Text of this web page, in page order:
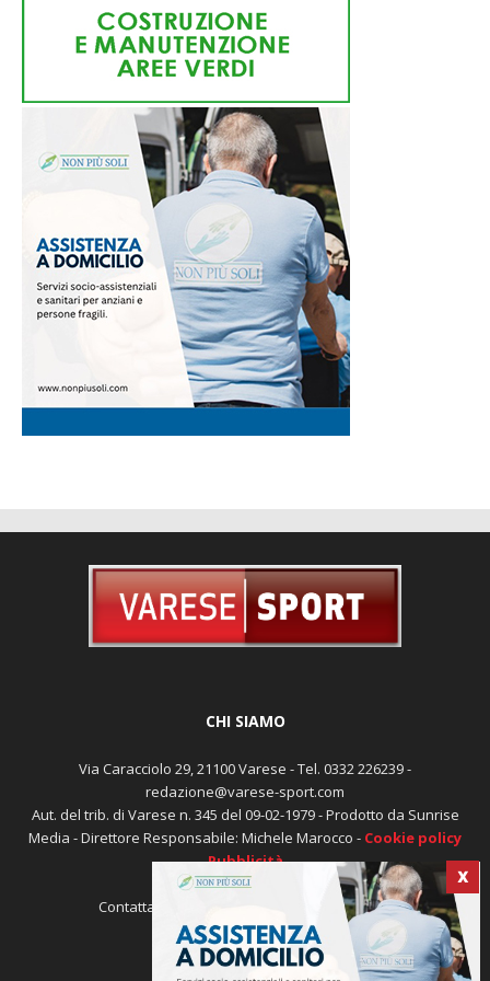
X
CHI SIAMO
Via Caracciolo 29, 21100 Varese - Tel. 0332 226239 -
redazione@varese-sport.com
Aut. del trib. di Varese n. 345 del 09-02-1979 - Prodotto da Sunrise
Media - Direttore Responsabile: Michele Marocco - Cookie policy
Pubblicità
Contattaci: redazione@varese-sport.com